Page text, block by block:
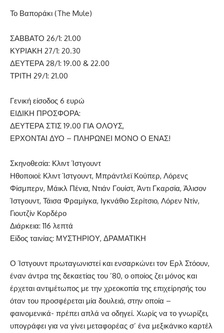
Το Βαποράκι (The Mule)
ΣΑΒΒΑΤΟ 26/1: 21.00
ΚΥΡΙΑΚΗ 27/1: 20.30
ΔΕΥΤΕΡΑ 28/1: 19.00 & 22.00
ΤΡΙΤΗ 29/1: 21.00
Γενική είσοδος 6 ευρώ
ΕΙΔΙΚΗ ΠΡΟΣΦΟΡΑ:
ΔΕΥΤΕΡΑ ΣΤΙΣ 19.00 ΓΙΑ ΟΛΟΥΣ,
ΕΡΧΟΝΤΑΙ ΔΥΟ – ΠΛΗΡΩΝΕΙ ΜΟΝΟ Ο ΕΝΑΣ!
Σκηνοθεσία: Κλιντ Ίστγουντ
Ηθοποιοί: Κλιντ Ίστγουντ, Μπράντλεϊ Κούπερ, Λόρενς
Φίσμπερν, Μάικλ Πένια, Ντιάν Γουίστ, Άντι Γκαρσία, Άλισον
Ίστγουντ, Τάισα Φραμίγκα, Ιγκνάθιο Σερίτσιο, Λόρεν Ντίν,
Γιουτζίν Κορδέρο
Διάρκεια: 116 λεπτά
Είδος ταινίας: ΜΥΣΤΗΡΙΟΥ, ΔΡΑΜΑΤΙΚΗ
Ο Ίστγουντ πρωταγωνιστεί και ενσαρκώνει τον Ερλ Στόουν,
έναν άντρα της δεκαετίας του ’80, ο οποίος ζει μόνος και
έρχεται αντιμέτωπος με την χρεοκοπία της επιχείρησής του
όταν του προσφέρεται μία δουλειά, στην οποία –
φαινομενικά- πρέπει απλά να οδηγεί. Χωρίς να το γνωρίζει,
υπογράφει για να γίνει μεταφορέας σ’ ένα μεξικάνικο καρτέλ